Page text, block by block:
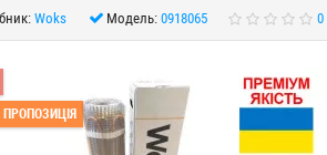
Woks Модель: 0918065 0
ПРОПОЗИЦІЯ